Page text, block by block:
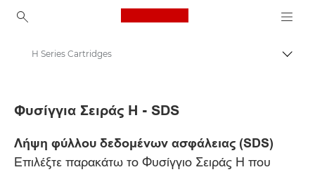
Canon Logo, back to
Φύλλα δεδομένων ασφάλειας
H Series Cartridges
Φυσίγγια Σειράς H - SDS
Λήψη φύλλου δεδομένων ασφάλειας (SDS)
Επιλέξτε παρακάτω το Φυσίγγιο Σειράς H που